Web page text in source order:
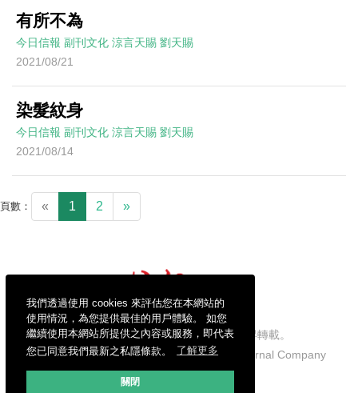
我們透過使用 cookies 來評估您在本網站的
使用情況，為您提供最佳的用戶體驗。 如您
繼續使用本網站所提供之內容或服務，即代表
您已同意我們最新之私隱條款。
了解更多
關閉
有所不為
今日信報 副刊文化 涼言天賜 劉天賜
2021/08/21
染髮紋身
今日信報 副刊文化 涼言天賜 劉天賜
2021/08/14
頁數： « 1 2 »
信報財經新聞有限公司版權所有，不得轉載。
Copyright © 2026 Hong Kong Economic Journal Company
Limited. All rights reserved.